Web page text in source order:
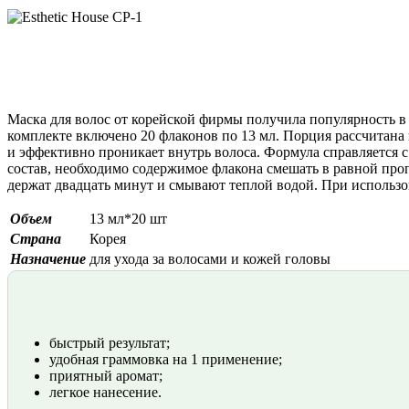
Маска для волос от корейской фирмы получила популярность
комплекте включено 20 флаконов по 13 мл. Порция
и эффективно проникает внутрь волоса. Формула
состав, необходимо содержимое флакона смешать в равной
держат двадцать минут и смывают теплой водой. При
Объем
13 мл*20 шт
Страна
Корея
Назначение для ухода за волосами и кожей головы
быстрый результат;
удобная граммовка на 1 применение;
приятный аромат;
легкое нанесение.